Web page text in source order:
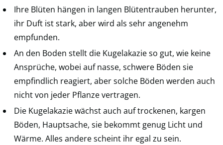
Ihre Blüten hängen in langen Blütentrauben herunter,
ihr Duft ist stark, aber wird als sehr angenehm
empfunden.
An den Boden stellt die Kugelakazie so gut, wie keine
Ansprüche, wobei auf nasse, schwere Böden sie
empfindlich reagiert, aber solche Böden werden auch
nicht von jeder Pflanze vertragen.
Die Kugelakazie wächst auch auf trockenen, kargen
Böden, Hauptsache, sie bekommt genug Licht und
Wärme. Alles andere scheint ihr egal zu sein.